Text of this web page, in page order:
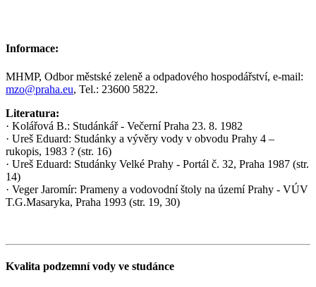
Informace:
MHMP, Odbor městské zeleně a odpadového hospodářství, e-mail:
mzo@praha.eu, Tel.: 23600 5822.
Literatura:
· Kolářová B.: Studánkář - Večerní Praha 23. 8. 1982
· Ureš Eduard: Studánky a vývěry vody v obvodu Prahy 4 –
rukopis, 1983 ? (str. 16)
· Ureš Eduard: Studánky Velké Prahy - Portál č. 32, Praha 1987 (str.
14)
· Veger Jaromír: Prameny a vodovodní štoly na území Prahy - VÚV
T.G.Masaryka, Praha 1993 (str. 19, 30)
Kvalita podzemní vody ve studánce